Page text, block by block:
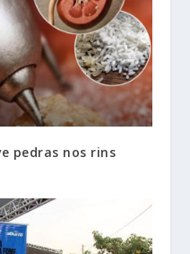
pedras nos rins